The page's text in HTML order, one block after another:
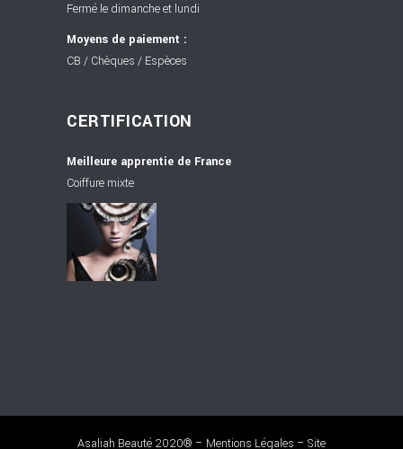
Fermé le dimanche et lundi
Moyens de paiement :
CB / Chèques / Espèces
CERTIFICATION
Meilleure apprentie de France
Coiffure mixte
Asaliah Beauté 2020® – Mentions Légales – Site